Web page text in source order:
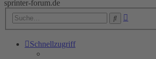
sprinter-forum.de
Suche
Schnellzugriff